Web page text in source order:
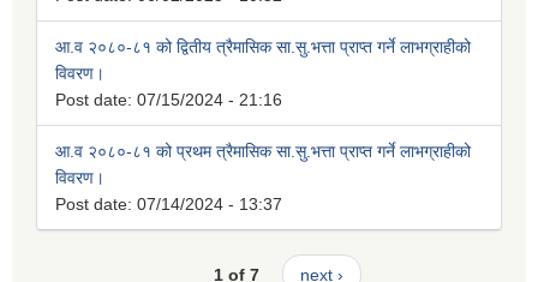
आ.व २०८०-८१ को द्वितीय त्रैमासिक सा.सु.भत्ता प्राप्त गर्ने लाभग्राहीको
विवरण।
Post date: 07/15/2024 - 21:16
आ.व २०८०-८१ को प्रथम त्रैमासिक सा.सु.भत्ता प्राप्त गर्ने लाभग्राहीको
विवरण।
Post date: 07/14/2024 - 13:37
1 of 7 next ›